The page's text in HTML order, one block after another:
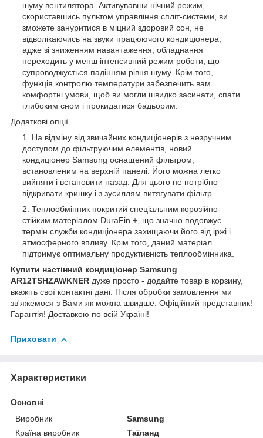
шуму вентилятора. Активувавши нічний режим,
скориставшись пультом управління спліт-системи, ви
зможете зануритися в міцний здоровий сон, не
відволікаючись на звуки працюючого кондиціонера,
адже зі зниженням навантаження, обладнання
переходить у менш інтенсивний режим роботи, що
супроводжується падінням рівня шуму. Крім того,
функція контролю температури забезпечить вам
комфортні умови, щоб ви могли швидко засинати, спати
глибоким сном і прокидатися бадьорим.
Додаткові опції
На відміну від звичайних кондиціонерів з незручним
доступом до фільтруючим елементів, новий
кондиціонер Samsung оснащений фільтром,
встановленим на верхній панелі. Його можна легко
вийняти і встановити назад. Для цього не потрібно
відкривати кришку і з зусиллям витягувати фільтр.
Теплообмінник покритий спеціальним корозійно-
стійким матеріалом DuraFin +, що значно подовжує
термін служби кондиціонера захищаючи його від іржі і
атмосферного впливу. Крім того, даний матеріал
підтримує оптимальну продуктивність теплообмінника.
Купити настінний кондиціонер Samsung
AR12TSHZAWKNER дуже просто - додайте товар в корзину,
вкажіть свої контактні дані. Після обробки замовлення ми
зв'яжемося з Вами як можна швидше. Офіційний представник!
Гарантія! Доставкою по всій Україні!
Приховати
Характеристики
Основні
Виробник
Samsung
Країна виробник
Таїланд